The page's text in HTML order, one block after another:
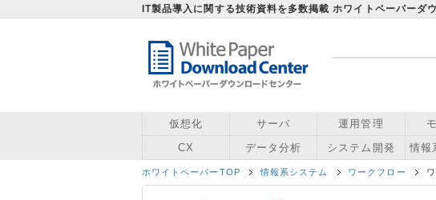
IT製品導入に関する技術資料を多数掲載 ホワイトペーパーダ
仮想化 サーバ 運用管理
CX
データ分析 システム開発 情報
ホワイトペーパーTOP 情報系システム ワークフロー